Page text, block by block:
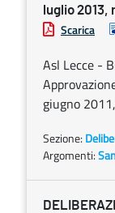
luglio 2013,
Scarica
Asl Lecce -
giugno
Sezione:
Argomenti: